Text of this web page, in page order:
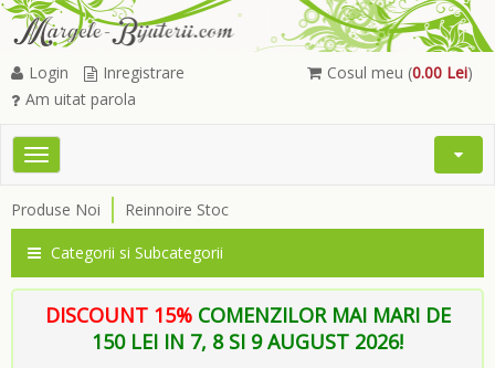
Cosul meu (0.00 Lei)
Login
Inregistrare
Am uitat parola
Toggle
Open
Produse Noi Reinnoire Stoc
Categorii si Subcategorii
DISCOUNT 15% COMENZILOR MAI MARI DE
150 LEI IN 7, 8 SI 9 AUGUST 2026!